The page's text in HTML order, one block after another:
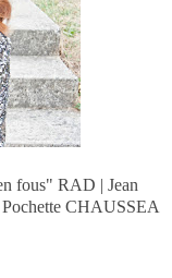
fous" RAD | Jean
CHAUSSEA